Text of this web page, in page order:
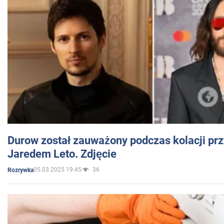
Durow został zauważony podczas kolacji
Jaredem Leto. Zdjęcie
Rozrywka05.03.2025 19:45 36